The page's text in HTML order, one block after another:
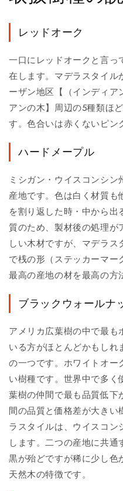
レッドオーク
一口にレッドオークと言
在します。マデラスタイル
ーザン地区【（インディア
アンの木】周辺の5種類ほ
す。色合いは赤くないピン
ハードメープル
ミシガン・ウイスコンシ
産地です。色は白く材質も
を割り返した時・中から
質のため、製材後の処理が
しい木材ですが、マデラ
で桟の形（ステッカーマー
最高の産地の材を最高の方
ブラックウォールナ
アメリカ広葉樹の中で最も
いる方がほとんどかもし
の一つです。ホワイトオ
い樹種です。世界中で多
葉樹の仲間で最も品質低下
間の品質と価格差が大き
ラスタイルは、ウイスコ
します。二つの産地に共
黒が殆どですが稀に少し色
天然木の特徴です。